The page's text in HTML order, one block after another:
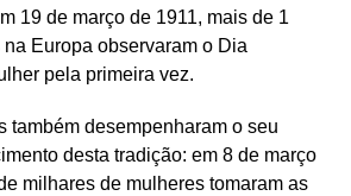
19 de março de 1911, mais de 1
Europa observaram o Dia
pela primeira vez.
também desempenharam o seu
desta tradição: em 8 de março
milhares de mulheres tomaram as